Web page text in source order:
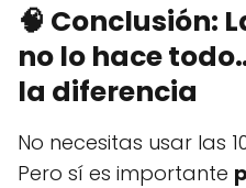
🧠 Conclusión:
no lo hace
la diferencia
No necesitas usar las
Pero sí es importante